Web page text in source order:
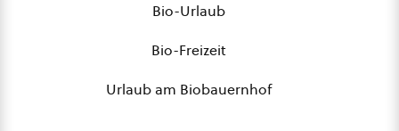
Bio-Urlaub
Bio-Freizeit
Urlaub am Biobauernhof